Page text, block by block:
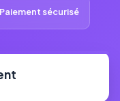
Paiement sécurisé